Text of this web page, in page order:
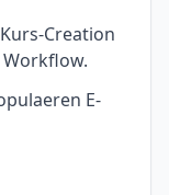
Creation
E-